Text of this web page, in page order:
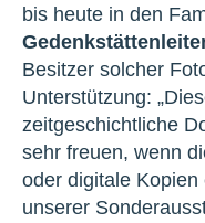
bis heute in den
Besitzer solcher
Unterstützung:
zeitgeschichtliche
sehr freuen, wenn
oder digitale
unserer